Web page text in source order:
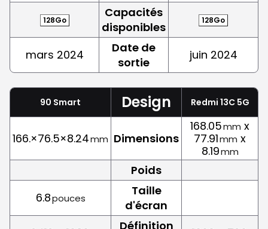
128Go
Capacités
disponibles
128Go
mars 2024
Date de
sortie
juin 2024
90 Smart Design Redmi 13C 5G
166.×76.5×8.24mm Dimensions
168.05mm x
77.91mm x
8.19mm
Poids
6.8pouces
Taille
d'écran
Définition